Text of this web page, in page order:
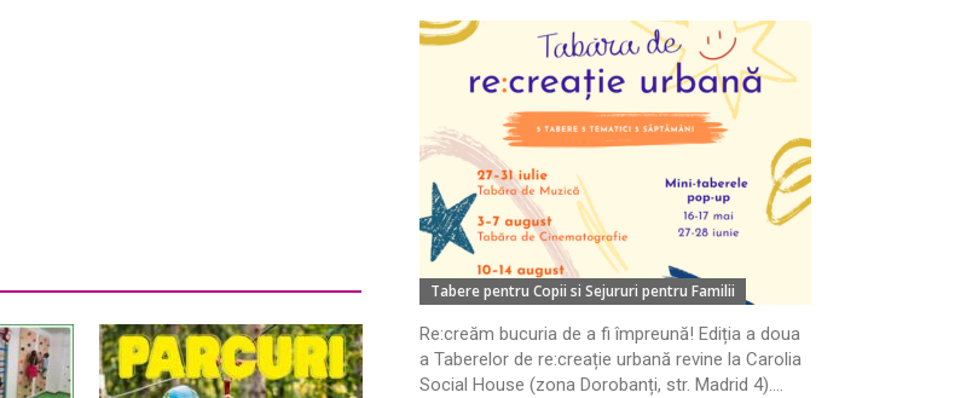
Tabere pentru Copii si Sejururi pentru Familii
Re:creăm bucuria de a fi împreună! Ediția a doua
a Taberelor de re:creație urbană revine la Carolia
Social House (zona Dorobanți, str. Madrid 4)....